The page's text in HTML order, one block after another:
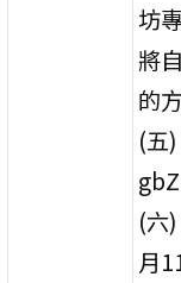
坊
將
的
(五
gbZ
(六
月